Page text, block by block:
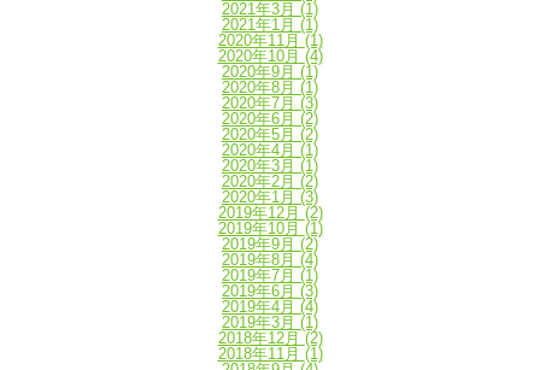
2021年3月 (1)
2021年1月 (1)
2020年11月 (1)
2020年10月 (4)
2020年9月 (1)
2020年8月 (1)
2020年7月 (3)
2020年6月 (2)
2020年5月 (2)
2020年4月 (1)
2020年3月 (1)
2020年2月 (2)
2020年1月 (3)
2019年12月 (2)
2019年10月 (1)
2019年9月 (2)
2019年8月 (4)
2019年7月 (1)
2019年6月 (3)
2019年4月 (4)
2019年3月 (1)
2018年12月 (2)
2018年11月 (1)